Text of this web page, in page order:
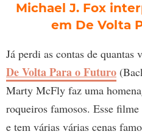
Michael J. Fox
em De Volta
Já perdi as contas de
De Volta Para o Futuro
Marty McFly faz uma
roqueiros famosos. Esse
e tem várias várias cenas